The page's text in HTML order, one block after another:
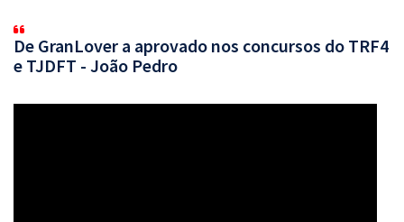
De GranLover a aprovado nos concursos do TRF4
e TJDFT - João Pedro